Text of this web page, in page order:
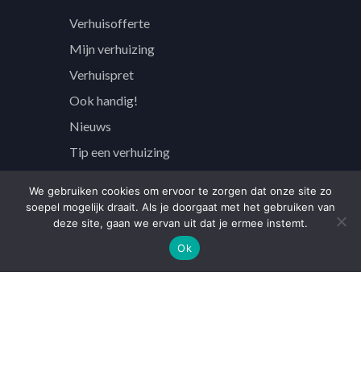
Verhuisofferte
Mijn verhuizing
Verhuispret
Ook handig!
Nieuws
Tip een verhuizing
Contact
We gebruiken cookies om ervoor te zorgen dat onze site zo
soepel mogelijk draait. Als je doorgaat met het gebruiken van
deze site, gaan we ervan uit dat je ermee instemt.
Ok